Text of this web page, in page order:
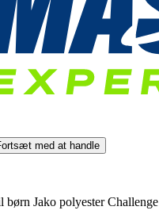
med at handle
børn Jako polyester Challenge